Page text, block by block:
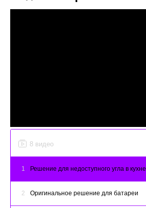
8 видео
1 Решение для недоступного угла в кухне
2 Оригинальное решение для батареи